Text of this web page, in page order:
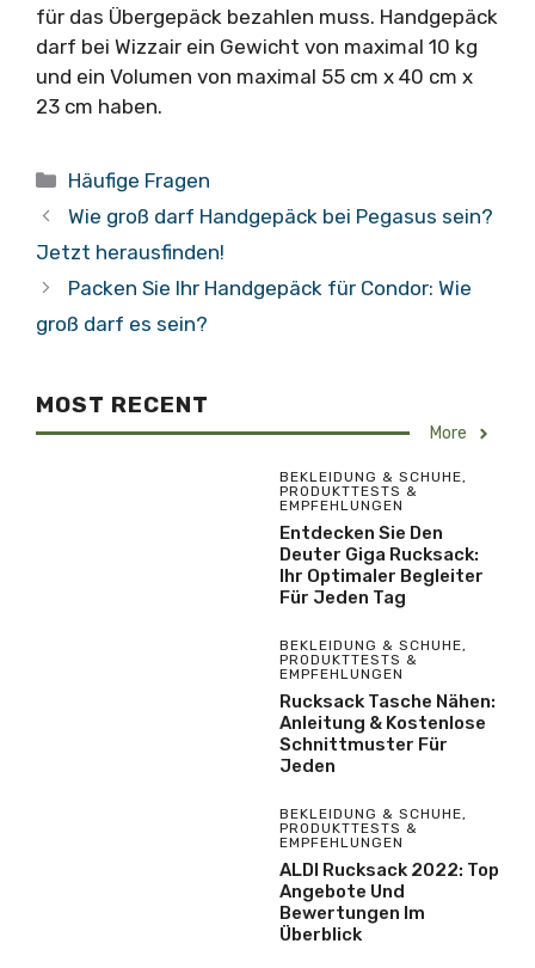
für das Übergepäck bezahlen muss. Handgepäck
darf bei Wizzair ein Gewicht von maximal 10 kg
und ein Volumen von maximal 55 cm x 40 cm x
23 cm haben.
Kategorien
Häufige Fragen
Wie groß darf Handgepäck bei Pegasus sein?
Jetzt herausfinden!
Packen Sie Ihr Handgepäck für Condor: Wie
groß darf es sein?
MOST RECENT
More
BEKLEIDUNG & SCHUHE,
PRODUKTTESTS &
EMPFEHLUNGEN
Entdecken Sie Den
Deuter Giga Rucksack:
Ihr Optimaler Begleiter
Für Jeden Tag
BEKLEIDUNG & SCHUHE,
PRODUKTTESTS &
EMPFEHLUNGEN
Rucksack Tasche Nähen:
Anleitung & Kostenlose
Schnittmuster Für
Jeden
BEKLEIDUNG & SCHUHE,
PRODUKTTESTS &
EMPFEHLUNGEN
ALDI Rucksack 2022: Top
Angebote Und
Bewertungen Im
Überblick